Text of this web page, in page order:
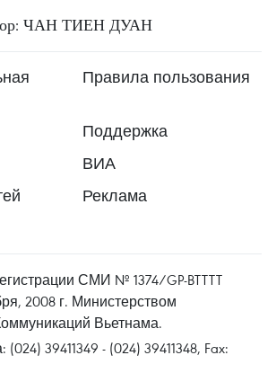
ЧАН ТИЕН ДУАН
Правила пользования
Поддержка
ВИА
Реклама
СМИ № 1374/GP-BTTTT
2008 г. Министерством
Вьетнама.
39411349 - (024) 39411348, Fax: